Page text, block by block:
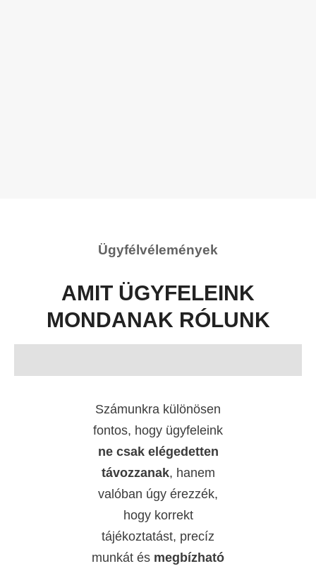
Ügyfélvélemények
AMIT ÜGYFELEINK
MONDANAK RÓLUNK
Számunkra különösen
fontos, hogy ügyfeleink
ne csak elégedetten
távozzanak, hanem
valóban úgy érezzék,
hogy korrekt
tájékoztatást, precíz
munkát és megbízható